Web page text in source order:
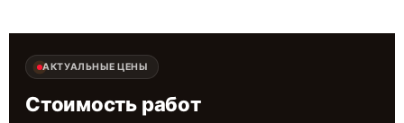
АКТУАЛЬНЫЕ ЦЕНЫ
Стоимость работ